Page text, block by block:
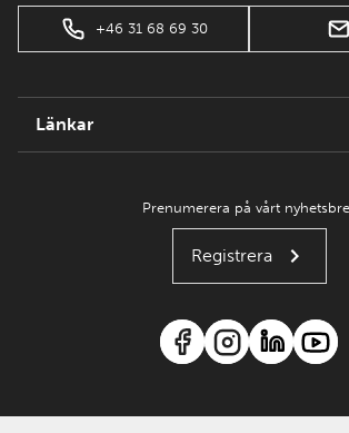
+46 31 68 69 30
Länkar
Prenumerera på vårt
Registrera